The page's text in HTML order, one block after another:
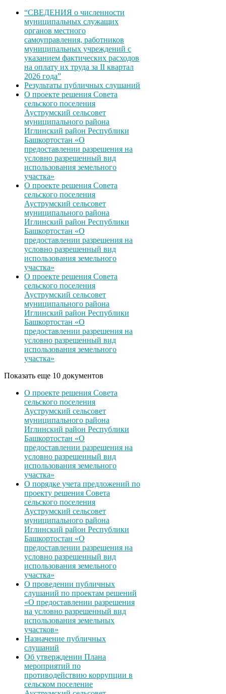
“СВЕДЕНИЯ о численности
муниципальных служащих
органов местного
самоуправления, работников
муниципальных учреждений с
указанием фактических расходов
на оплату их труда за II квартал
2026 года”
Результаты публичных слушаний
О проекте решения Совета
сельского поселения
Ауструмский сельсовет
муниципального района
Иглинский район Республики
Башкортостан «О
предоставлении разрешения на
условно разрешенный вид
использования земельного
участка»
О проекте решения Совета
сельского поселения
Ауструмский сельсовет
муниципального района
Иглинский район Республики
Башкортостан «О
предоставлении разрешения на
условно разрешенный вид
использования земельного
участка»
О проекте решения Совета
сельского поселения
Ауструмский сельсовет
муниципального района
Иглинский район Республики
Башкортостан «О
предоставлении разрешения на
условно разрешенный вид
использования земельного
участка»
Показать еще 10 документов
О проекте решения Совета
сельского поселения
Ауструмский сельсовет
муниципального района
Иглинский район Республики
Башкортостан «О
предоставлении разрешения на
условно разрешенный вид
использования земельного
участка»
О порядке учета предложений по
проекту решения Совета
сельского поселения
Ауструмский сельсовет
муниципального района
Иглинский район Республики
Башкортостан «О
предоставлении разрешения на
условно разрешенный вид
использования земельного
участка»
О проведении публичных
слушаний по проектам решений
«О предоставлении разрешения
на условно разрешенный вид
использования земельных
участков»
Назначение публичных
слушаний
Об утверждении Плана
мероприятий по
противодействию коррупции в
сельском поселение